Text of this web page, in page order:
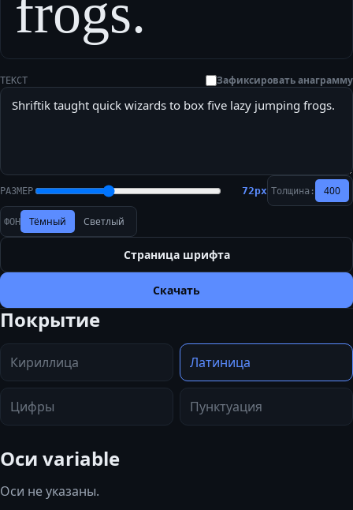
frogs.
ТЕКСТ Зафиксировать анаграмму
РАЗМЕР 72px Толщина: 400
ФОН Тёмный Светлый
Страница шрифта
Скачать
Покрытие
Кириллица Латиница
Цифры Пунктуация
Оси variable
Оси не указаны.